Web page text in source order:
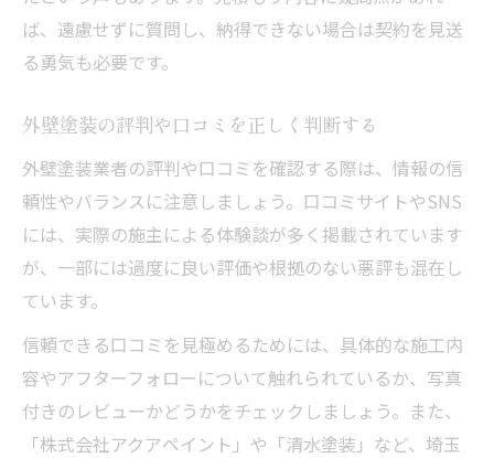
ば、遠慮せずに質問し、納得できない場合は契約を見送
る勇気も必要です。
外壁塗装の評判や口コミを正しく判断する
外壁塗装業者の評判や口コミを確認する際は、情報の信
頼性やバランスに注意しましょう。口コミサイトやSNS
には、実際の施主による体験談が多く掲載されています
が、一部には過度に良い評価や根拠のない悪評も混在し
ています。
信頼できる口コミを見極めるためには、具体的な施工内
容やアフターフォローについて触れられているか、写真
付きのレビューかどうかをチェックしましょう。また、
「株式会社アクアペイント」や「清水塗装」など、埼玉